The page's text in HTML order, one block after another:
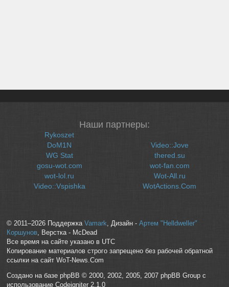
Наши партнеры:
Rykoszet
DoM1N
WG Stat
gosu-wot.com
wot-lol.ru
Video::Vspishka
Video::Jove
thered.su
wot-fan.com
Wot-All.ru
WotActions.Com
© 2011–2026 Поддержка Vamark , Дизайн - Артем "Helldweller"
Коршунов, Верстка - McDead
Все время на сайте указано в UTC
Копирование материалов строго запрещено без рабочей обратной
ссылки на сайт WoT-News.Com
Создано на базе phpBB © 2000, 2002, 2005, 2007 phpBB Group с
использование Codeigniter 2.1.0